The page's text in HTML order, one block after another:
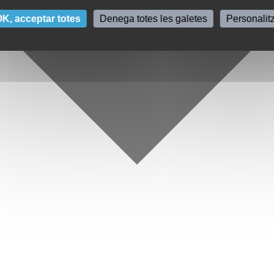
acceptar totes Denega totes les galetes